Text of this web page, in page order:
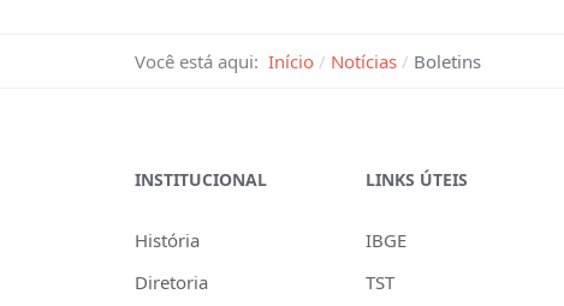
Você está aqui: Início Notícias Boletins
INSTITUCIONAL
História
Diretoria
LINKS ÚTEIS
IBGE
TST